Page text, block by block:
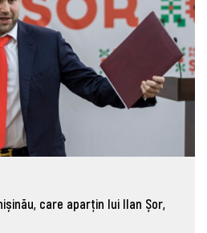
care aparțin lui Ilan Șor,